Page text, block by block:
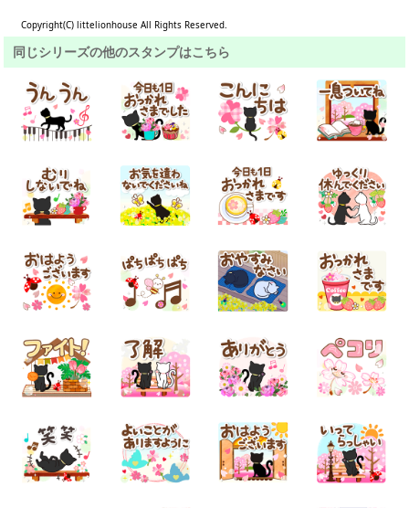
Copyright(C) littelionhouse All Rights Reserved.
同じシリーズの他のスタンプはこちら